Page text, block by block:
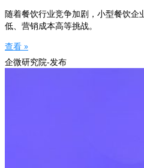
随着餐饮行业竞争加剧，小型餐饮企
低、营销成本高等挑战。
查看 »
企微研究院-发布